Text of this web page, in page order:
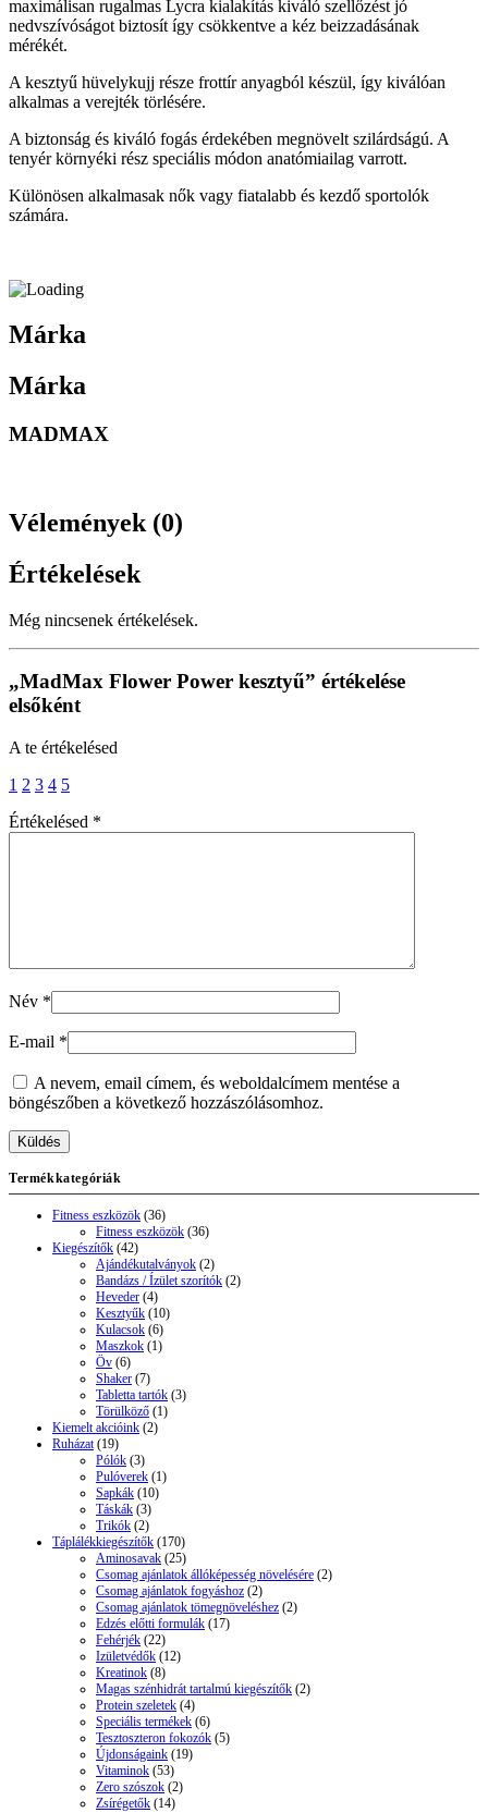
maximálisan rugalmas Lycra kialakítás kiváló szellőzést jó
nedvszívóságot biztosít így csökkentve a kéz beizzadásának
mérékét.
A kesztyű hüvelykujj része frottír anyagból készül, így kiválóan
alkalmas a verejték törlésére.
A biztonság és kiváló fogás érdekében megnövelt szilárdságú. A
tenyér környéki rész speciális módon anatómiailag varrott.
Különösen alkalmasak nők vagy fiatalabb és kezdő sportolók
számára.
Márka
Márka
MADMAX
Vélemények (0)
Értékelések
Még nincsenek értékelések.
„MadMax Flower Power kesztyű” értékelése
elsőként
A te értékelésed
1 2 3 4 5
Értékelésed *
Név *
E-mail *
A nevem, email címem, és weboldalcímem mentése a
böngészőben a következő hozzászólásomhoz.
Termékkategóriák
Fitness eszközök (36)
Fitness eszközök (36)
Kiegészítők (42)
Ajándékutalványok (2)
Bandázs / Ízület szorítók (2)
Heveder (4)
Kesztyűk (10)
Kulacsok (6)
Maszkok (1)
Öv (6)
Shaker (7)
Tabletta tartók (3)
Törülköző (1)
Kiemelt akcióink (2)
Ruházat (19)
Pólók (3)
Pulóverek (1)
Sapkák (10)
Táskák (3)
Trikók (2)
Táplálékkiegészítők (170)
Aminosavak (25)
Csomag ajánlatok állóképesség növelésére (2)
Csomag ajánlatok fogyáshoz (2)
Csomag ajánlatok tömegnöveléshez (2)
Edzés előtti formulák (17)
Fehérjék (22)
Izületvédők (12)
Kreatinok (8)
Magas szénhidrát tartalmú kiegészítők (2)
Protein szeletek (4)
Speciális termékek (6)
Tesztoszteron fokozók (5)
Újdonságaink (19)
Vitaminok (53)
Zero szószok (2)
Zsírégetők (14)